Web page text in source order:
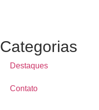
Categorias
Destaques
Contato